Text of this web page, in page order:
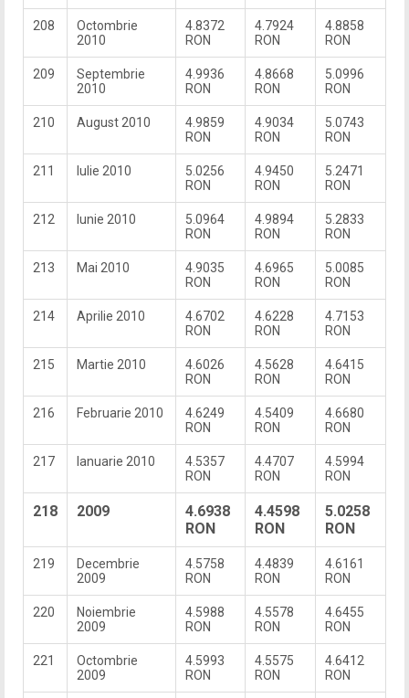
208
Octombrie
2010
4.8372
RON
4.7924
RON
4.8858
RON
209
Septembrie
2010
4.9936
RON
4.8668
RON
5.0996
RON
210 August 2010
4.9859
RON
4.9034
RON
5.0743
RON
211 Iulie 2010
5.0256
RON
4.9450
RON
5.2471
RON
212 Iunie 2010
5.0964
RON
4.9894
RON
5.2833
RON
213 Mai 2010
4.9035
RON
4.6965
RON
5.0085
RON
214 Aprilie 2010
4.6702
RON
4.6228
RON
4.7153
RON
215 Martie 2010
4.6026
RON
4.5628
RON
4.6415
RON
216 Februarie 2010
4.6249
RON
4.5409
RON
4.6680
RON
217 Ianuarie 2010
4.5357
RON
4.4707
RON
4.5994
RON
218 2009
4.6938
RON
4.4598
RON
5.0258
RON
219
Decembrie
2009
4.5758
RON
4.4839
RON
4.6161
RON
220
Noiembrie
2009
4.5988
RON
4.5578
RON
4.6455
RON
221
Octombrie
2009
4.5993
RON
4.5575
RON
4.6412
RON